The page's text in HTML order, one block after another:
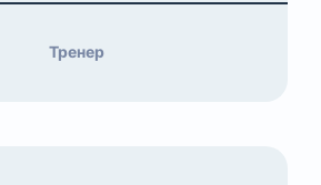
Тренер